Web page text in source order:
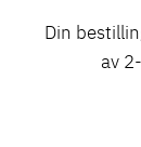
Din
av